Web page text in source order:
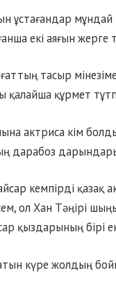
ұстағандар
екі аяғын жерге
тасыр
қалайша құрмет
актриса кім
дарабоз
кемпірді
ол Хан Тәңірі
қыздарының бірі
күре жолдың